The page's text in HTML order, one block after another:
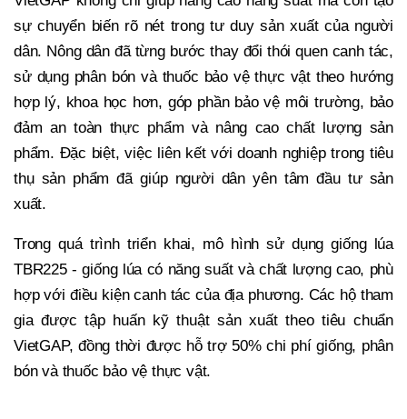
sự chuyển biến rõ nét trong tư duy sản xuất của người
dân. Nông dân đã từng bước thay đổi thói quen canh tác,
sử dụng phân bón và thuốc bảo vệ thực vật theo hướng
hợp lý, khoa học hơn, góp phần bảo vệ môi trường, bảo
đảm an toàn thực phẩm và nâng cao chất lượng sản
phẩm. Đặc biệt, việc liên kết với doanh nghiệp trong tiêu
thụ sản phẩm đã giúp người dân yên tâm đầu tư sản
xuất.
Trong quá trình triển khai, mô hình sử dụng giống lúa
TBR225 - giống lúa có năng suất và chất lượng cao, phù
hợp với điều kiện canh tác của địa phương. Các hộ tham
gia được tập huấn kỹ thuật sản xuất theo tiêu chuẩn
VietGAP, đồng thời được hỗ trợ 50% chi phí giống, phân
bón và thuốc bảo vệ thực vật.